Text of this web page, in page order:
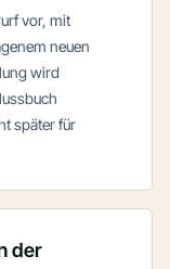
vor, mit
neuen
wird
später für
der